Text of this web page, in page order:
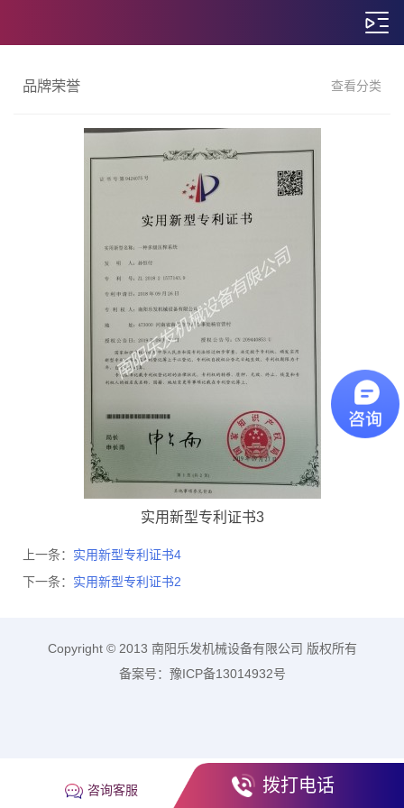
品牌荣誉 查看分类
实用新型专利证书3
上一条： 实用新型专利证书4
下一条： 实用新型专利证书2
咨询客服 拨打电话
Copyright © 2013 南阳乐发机械设备有限公司 版权所有
备案号：豫ICP备13014932号